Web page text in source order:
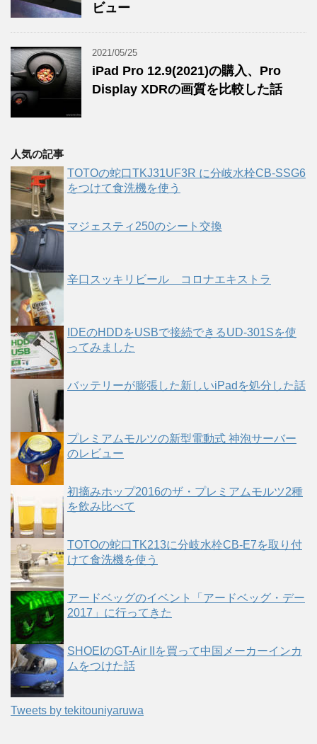
ビュー
2021/05/25
iPad Pro 12.9(2021)の購入、Pro
Display XDRの画質を比較した話
人気の記事
TOTOの蛇口TKJ31UF3R に分岐水栓CB-SSG6
をつけて食洗機を使う
マジェスティ250のシート交換
辛口スッキリビール コロナエキストラ
IDEのHDDをUSBで接続できるUD-301Sを使
ってみました
バッテリーが膨張した新しいiPadを処分した話
プレミアムモルツの新型電動式 神泡サーバー
のレビュー
初摘みホップ2016のザ・プレミアムモルツ2種
を飲み比べて
TOTOの蛇口TK213に分岐水栓CB-E7を取り付
けて食洗機を使う
アードベッグのイベント「アードベッグ・デー
2017」に行ってきた
SHOEIのGT-Air IIを買って中国メーカーインカ
ムをつけた話
Tweets by tekitouniyaruwa